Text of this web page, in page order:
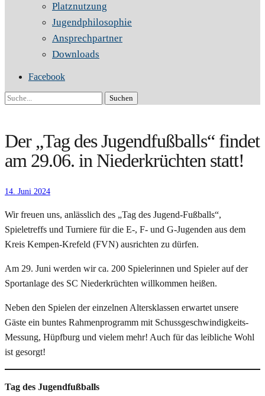
Platznutzung
Jugendphilosophie
Ansprechpartner
Downloads
Facebook
Suche
Der „Tag des Jugendfußballs“ findet
am 29.06. in Niederkrüchten statt!
14. Juni 2024
Wir freuen uns, anlässlich des „Tag des Jugend-Fußballs“,
Spieletreffs und Turniere für die E-, F- und G-Jugenden aus dem
Kreis Kempen-Krefeld (FVN) ausrichten zu dürfen.
Am 29. Juni werden wir ca. 200 Spielerinnen und Spieler auf der
Sportanlage des SC Niederkrüchten willkommen heißen.
Neben den Spielen der einzelnen Altersklassen erwartet unsere
Gäste ein buntes Rahmenprogramm mit Schussgeschwindigkeits-
Messung, Hüpfburg und vielem mehr! Auch für das leibliche Wohl
ist gesorgt!
Tag des Jugendfußballs